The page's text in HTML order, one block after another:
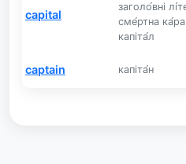
capital
заголо́вні
сме́ртна
капіта́л
captain капіта́н